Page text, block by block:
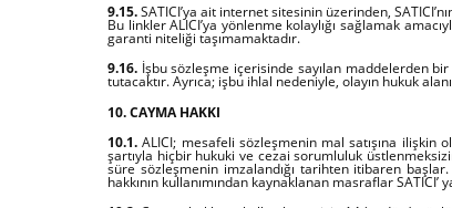
9.15.SATICI’ya ait internet sitesinin üzerinden,
Bu linkler ALICI’ya yönlenme kolaylığı sağlamak
garanti niteliği taşımamaktadır.
9.16. İşbu sözleşme içerisinde sayılan maddelerden
tutacaktır. Ayrıca; işbu ihlal nedeniyle, olayın hukuk
10. CAYMA HAKKI
10.1. ALICI; mesafeli sözleşmenin mal satışına
şartıyla hiçbir hukuki ve cezai sorumluluk
süre sözleşmenin imzalandığı tarihten itibaren
hakkının kullanımından kaynaklanan masraflar